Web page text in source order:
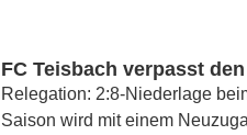
FC Teisbach verpasst
Relegation: 2:8-Niederlage
Saison wird mit einem